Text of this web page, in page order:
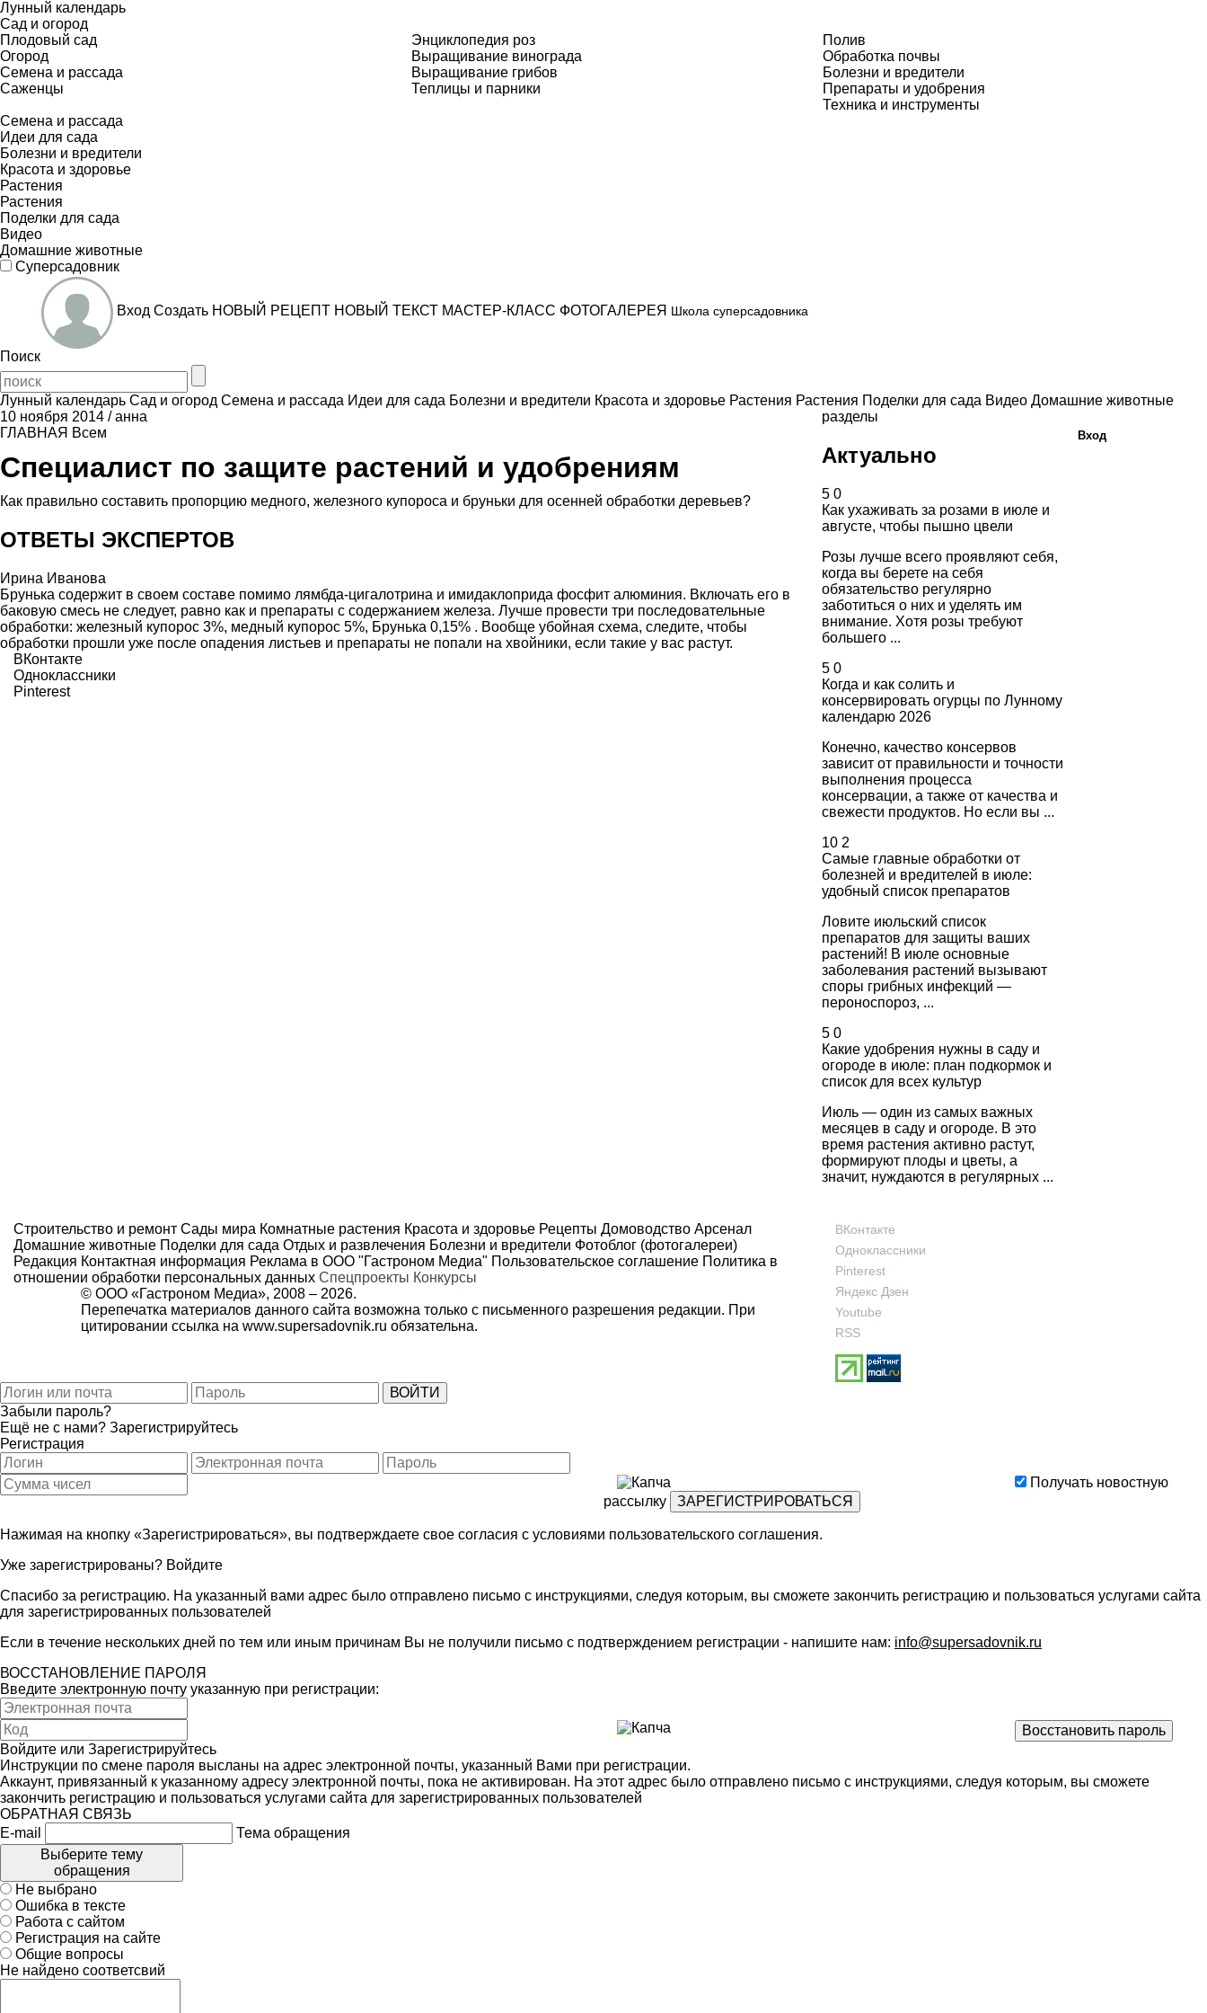
Лунный календарь
Сад и огород
Плодовый сад
Огород
Семена и рассада
Саженцы
Энциклопедия роз
Выращивание винограда
Выращивание грибов
Теплицы и парники
Полив
Обработка почвы
Болезни и вредители
Препараты и удобрения
Техника и инструменты
Семена и рассада
Идеи для сада
Болезни и вредители
Красота и здоровье
Растения
Растения
Поделки для сада
Видео
Домашние животные
Суперсадовник
Вход Создать НОВЫЙ РЕЦЕПТ НОВЫЙ ТЕКСТ МАСТЕР-КЛАСС ФОТОГАЛЕРЕЯ Школа суперсадовника
Поиск
Лунный календарь Сад и огород Семена и рассада Идеи для сада Болезни и вредители Красота и здоровье Растения Растения Поделки для сада Видео Домашние животные
10 ноября 2014 /анна
ГЛАВНАЯ Всем
Специалист по защите растений и удобрениям
Как правильно составить пропорцию медного, железного купороса и бруньки для осенней обработки деревьев?
ОТВЕТЫ ЭКСПЕРТОВ
Ирина Иванова
Брунька содержит в своем составе помимо лямбда-цигалотрина и имидаклоприда фосфит алюминия. Включать его в
баковую смесь не следует, равно как и препараты с содержанием железа. Лучше провести три последовательные
обработки: железный купорос 3%, медный купорос 5%, Брунька 0,15% . Вообще убойная схема, следите, чтобы
обработки прошли уже после опадения листьев и препараты не попали на хвойники, если такие у вас растут.
ВКонтакте
Одноклассники
Pinterest
разделы
Актуально
5 0
Как ухаживать за розами в июле и
августе, чтобы пышно цвели
Розы лучше всего проявляют себя,
когда вы берете на себя
обязательство регулярно
заботиться о них и уделять им
внимание. Хотя розы требуют
большего ...
5 0
Когда и как солить и
консервировать огурцы по Лунному
календарю 2026
Конечно, качество консервов
зависит от правильности и точности
выполнения процесса
консервации, а также от качества и
свежести продуктов. Но если вы ...
10 2
Самые главные обработки от
болезней и вредителей в июле:
удобный список препаратов
Ловите июльский список
препаратов для защиты ваших
растений! В июле основные
заболевания растений вызывают
споры грибных инфекций —
пероноспороз, ...
5 0
Какие удобрения нужны в саду и
огороде в июле: план подкормок и
список для всех культур
Июль — один из самых важных
месяцев в саду и огороде. В это
время растения активно растут,
формируют плоды и цветы, а
значит, нуждаются в регулярных ...
Строительство и ремонт Сады мира Комнатные растения Красота и здоровье Рецепты Домоводство Арсенал
Домашние животные Поделки для сада Отдых и развлечения Болезни и вредители Фотоблог (фотогалереи)
Редакция Контактная информация Реклама в ООО "Гастроном Медиа" Пользовательское соглашение Политика в
отношении обработки персональных данных Спецпроекты Конкурсы
© ООО «Гастроном Медиа», 2008 – 2026.
Перепечатка материалов данного сайта возможна только с письменного разрешения редакции. При
цитировании ссылка на www.supersadovnik.ru обязательна.
ВКонтакте
Одноклассники
Pinterest
Яндекс Дзен
Youtube
RSS
Вход
Забыли пароль?
Ещё не с нами? Зарегистрируйтесь
Регистрация
Получать новостную
рассылку
Нажимая на кнопку «Зарегистрироваться», вы подтверждаете свое согласия с условиями пользовательского соглашения.
Уже зарегистрированы? Войдите
Спасибо за регистрацию. На указанный вами адрес было отправлено письмо с инструкциями, следуя которым, вы сможете закончить регистрацию и пользоваться услугами сайта
для зарегистрированных пользователей
Если в течение нескольких дней по тем или иным причинам Вы не получили письмо с подтверждением регистрации - напишите нам: info@supersadovnik.ru
ВОССТАНОВЛЕНИЕ ПАРОЛЯ
Введите электронную почту указанную при регистрации:
Войдите или Зарегистрируйтесь
Инструкции по смене пароля высланы на адрес электронной почты, указанный Вами при регистрации.
Аккаунт, привязанный к указанному адресу электронной почты, пока не активирован. На этот адрес было отправлено письмо с инструкциями, следуя которым, вы сможете
закончить регистрацию и пользоваться услугами сайта для зарегистрированных пользователей
ОБРАТНАЯ СВЯЗЬ
E-mail
Тема обращения
Выберите тему
обращения
Не выбрано
Ошибка в тексте
Работа с сайтом
Регистрация на сайте
Общие вопросы
Не найдено соответсвий